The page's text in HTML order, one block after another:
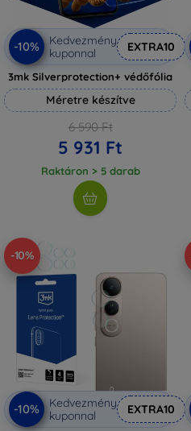
-10%
Kedvezmény
kuponnal
EXTRA10
3mk Silverprotection+ védőfólia
Méretre készítve
6 590 Ft
5 931 Ft
Raktáron > 5 darab
-10%
-10%
Kedvezmény
kuponnal
EXTRA10